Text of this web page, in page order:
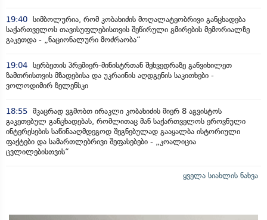
19:40 სიმბოლურია, რომ კობახიძის მოღალატეობრივი განცხადება
საქართველოს თავისუფლებისთვის შეწირული გმირების მემორიალზე
გაკეთდა - „ნაციონალური მოძრაობა“
19:04 სერბეთის პრემიერ-მინისტრთან შეხვედრაზე განვიხილეთ
ზამთრისთვის მზადებისა და უკრაინის აღდგენის საკითხები -
ვოლოდიმირ ზელენსკი
18:55 მკაცრად ვგმობთ ირაკლი კობახიძის მიერ 8 აგვისტოს
გაკეთებულ განცხადებას, რომლითაც მან საქართველოს ეროვნული
ინტერესების საწინააღმდეგოდ შეგნებულად გააყალბა ისტორიული
ფაქტები და სამართლებრივი შეფასებები - „კოალიცია
ცვლილებისთვის“
ყველა სიახლის ნახვა